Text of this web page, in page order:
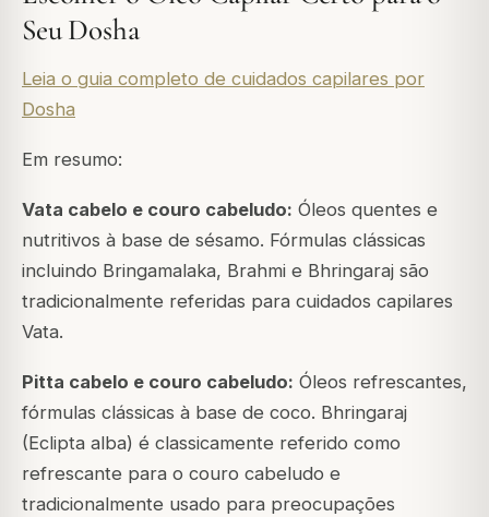
Seu Dosha
Leia o guia completo de cuidados capilares por
Dosha
Em resumo:
Vata cabelo e couro cabeludo: Óleos quentes e
nutritivos à base de sésamo. Fórmulas clássicas
incluindo Bringamalaka, Brahmi e Bhringaraj são
tradicionalmente referidas para cuidados capilares
Vata.
Pitta cabelo e couro cabeludo: Óleos refrescantes,
fórmulas clássicas à base de coco. Bhringaraj
(Eclipta alba) é classicamente referido como
refrescante para o couro cabeludo e
tradicionalmente usado para preocupações